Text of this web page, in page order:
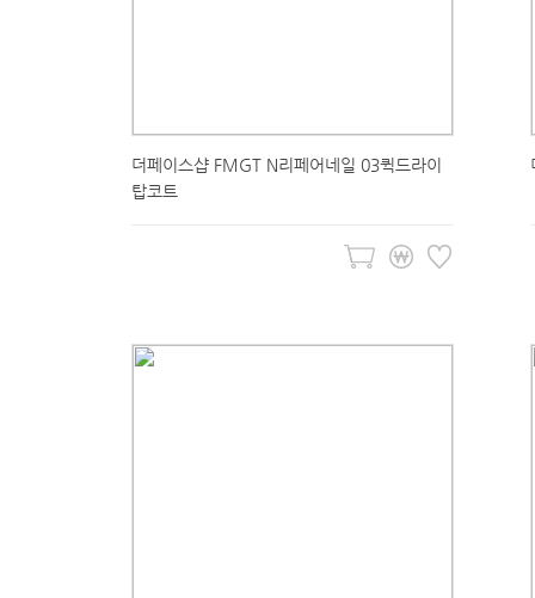
더페이스샵 FMGT N리페어네일 03퀵드라이
탑코트